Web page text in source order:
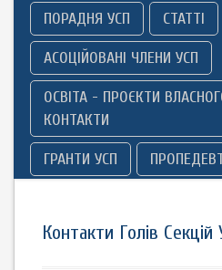
ПОРАДНЯ УСП СТАТТІ
АСОЦІЙОВАНІ ЧЛЕНИ УСП
ОСВІТА - ПРОЄКТИ
КОНТАКТИ
ГРАНТИ УСП
Контакти Голів Секцій